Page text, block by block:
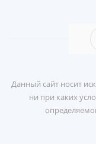
Данный сайт носит
ни при каких